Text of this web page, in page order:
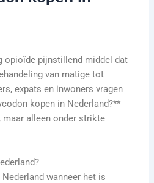
opioïde pijnstillend middel dat
van matige tot
expats en inwoners vragen
kopen in Nederland?**
alleen onder strikte
wanneer het is